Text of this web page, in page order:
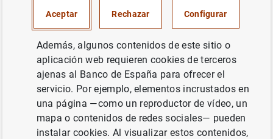
TIPOS DE CAMBIO
SOCIEDADES NO FINANCIERAS, EMPRESAS
UNIÓN ECONÓMICA Y MONETARIA
Documento completo
Aceptar Rechazar Configurar
Además, algunos contenidos de este sitio o
aplicación web requieren cookies de terceros
ajenas al Banco de España para ofrecer el
servicio. Por ejemplo, elementos incrustados en
una página —como un reproductor de vídeo, un
mapa o contenidos de redes sociales— pueden
instalar cookies. Al visualizar estos contenidos,